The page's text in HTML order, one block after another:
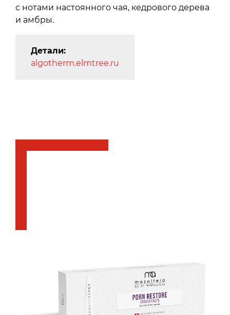
с нотами настоянного чая, кедрового дерева
и амбры.
Детали:
algotherm.elmtree.ru